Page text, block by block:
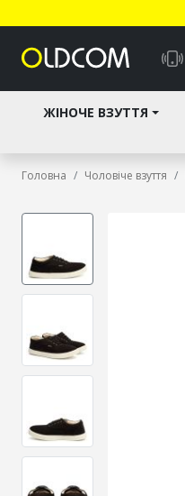
ЖІНОЧЕ ВЗУТТЯ
Головна Чоловіче взуття